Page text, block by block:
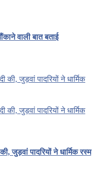
वाली बात बताई
जुड़वां पादरियों ने धार्मिक रस्म